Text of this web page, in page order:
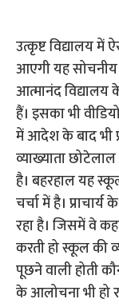
उत्कृष्ट विद्यालय में
आएगी यह सोचनीय
आत्मानंद विद्यालय
हैं। इसका भी
में आदेश के बाद भी
व्याख्याता
है। बहरहाल यह
चर्चा में है।
रहा है। जिसमें वे
करती हो स्कूल की
पूछने वाली होती
के आलोचना भी हो